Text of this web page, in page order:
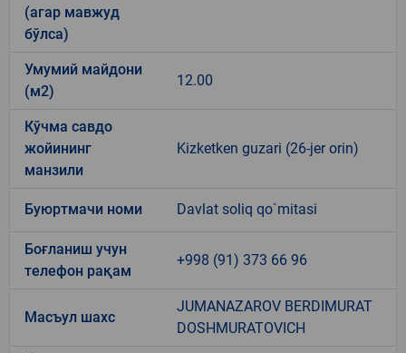
(агар мавжуд
бўлса)
Умумий майдони
(м2)
12.00
Кўчма савдо
жойининг
манзили
Kizketken guzari (26-jer orin)
Буюртмачи номи Davlat soliq qo`mitasi
Боғланиш учун
телефон рақам
+998 (91) 373 66 96
Масъул шахс
JUMANAZAROV BERDIMURAT
DOSHMURATOVICH